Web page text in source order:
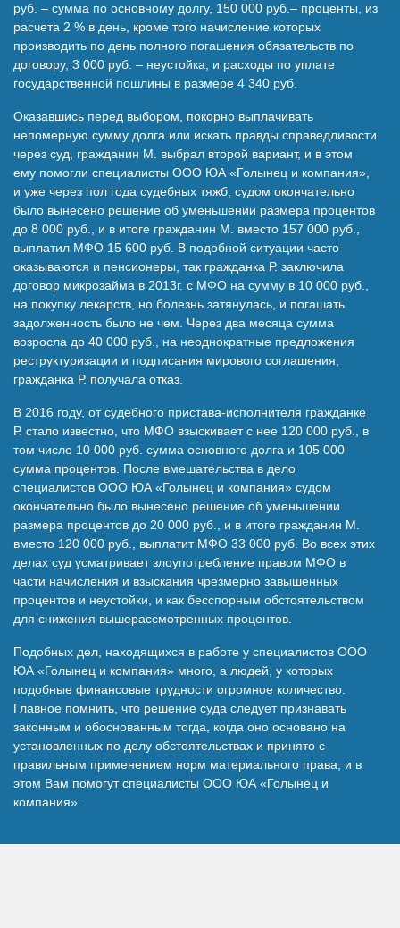
руб. – сумма по основному долгу, 150 000 руб.– проценты, из
расчета 2 % в день, кроме того начисление которых
производить по день полного погашения обязательств по
договору, 3 000 руб. – неустойка, и расходы по уплате
государственной пошлины в размере 4 340 руб.
Оказавшись перед выбором, покорно выплачивать
непомерную сумму долга или искать правды справедливости
через суд, гражданин М. выбрал второй вариант, и в этом
ему помогли специалисты ООО ЮА «Голынец и компания»,
и уже через пол года судебных тяжб, судом окончательно
было вынесено решение об уменьшении размера процентов
до 8 000 руб., и в итоге гражданин М. вместо 157 000 руб.,
выплатил МФО 15 600 руб. В подобной ситуации часто
оказываются и пенсионеры, так гражданка Р. заключила
договор микрозайма в 2013г. с МФО на сумму в 10 000 руб.,
на покупку лекарств, но болезнь затянулась, и погашать
задолженность было не чем. Через два месяца сумма
возросла до 40 000 руб., на неоднократные предложения
реструктуризации и подписания мирового соглашения,
гражданка Р. получала отказ.
В 2016 году, от судебного пристава-исполнителя гражданке
Р. стало известно, что МФО взыскивает с нее 120 000 руб., в
том числе 10 000 руб. сумма основного долга и 105 000
сумма процентов. После вмешательства в дело
специалистов ООО ЮА «Голынец и компания» судом
окончательно было вынесено решение об уменьшении
размера процентов до 20 000 руб., и в итоге гражданин М.
вместо 120 000 руб., выплатит МФО 33 000 руб. Во всех этих
делах суд усматривает злоупотребление правом МФО в
части начисления и взыскания чрезмерно завышенных
процентов и неустойки, и как бесспорным обстоятельством
для снижения вышерассмотренных процентов.
Подобных дел, находящихся в работе у специалистов ООО
ЮА «Голынец и компания» много, а людей, у которых
подобные финансовые трудности огромное количество.
Главное помнить, что решение суда следует признавать
законным и обоснованным тогда, когда оно основано на
установленных по делу обстоятельствах и принято с
правильным применением норм материального права, и в
этом Вам помогут специалисты ООО ЮА «Голынец и
компания».